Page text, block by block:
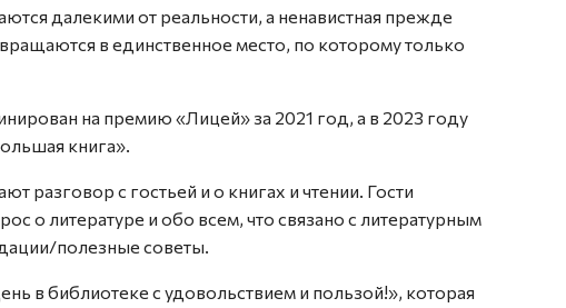
далекими от реальности, а ненавистная прежде
в единственное место, по которому только
на премию «Лицей» за 2021 год, а в 2023 году
книга».
разговор с гостьей и о книгах и чтении. Гости
о литературе и обо всем, что связано с литературным
полезные советы.
в библиотеке с удовольствием и пользой!», которая